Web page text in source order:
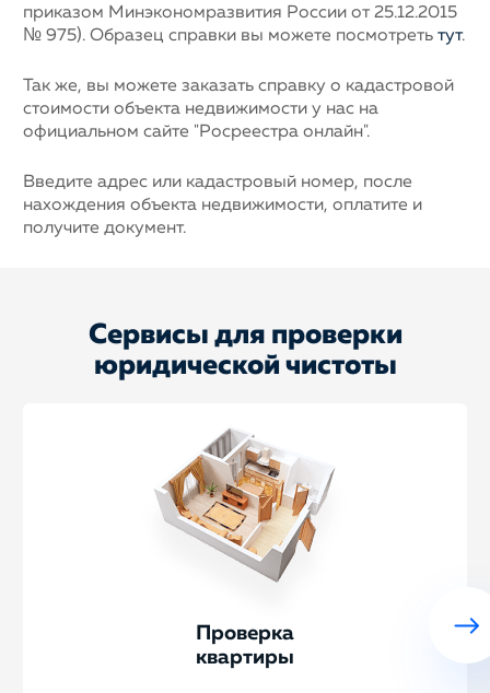
приказом Минэкономразвития России от 25.12.2015
№ 975). Образец справки вы можете посмотретьтут.
Так же, вы можете заказать справку о кадастровой
стоимости объекта недвижимости у нас на
официальном сайте "Росреестра онлайн".
Введите адрес или кадастровый номер, после
нахождения объекта недвижимости, оплатите и
получите документ.
Сервисы для проверки
юридической чистоты
Проверка
квартиры